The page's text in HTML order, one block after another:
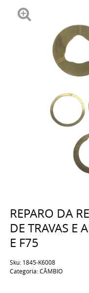
REPARO DA
DE TRAVAS E
E F75
Sku: 1845-K6008
Categoria:CÂMBIO